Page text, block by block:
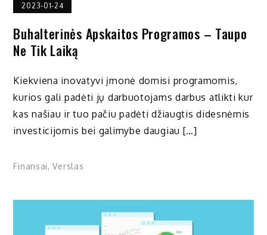
2023-01-24
Buhalterinės Apskaitos Programos – Taupo
Ne Tik Laiką
Kiekviena inovatyvi įmonė domisi programomis,
kurios gali padėti jų darbuotojams darbus atlikti kur
kas našiau ir tuo pačiu padėti džiaugtis didesnėmis
investicijomis bei galimybe daugiau […]
Finansai,Verslas